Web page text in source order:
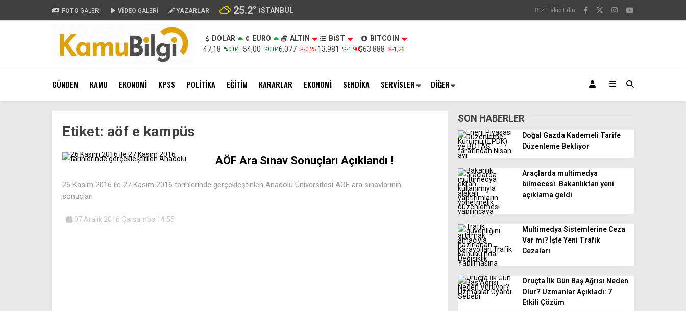
FOTO GALERİ VİDEO GALERİ YAZARLAR 25.2° İSTANBUL Bizi Takip Edin
DOLAR
47,18 %0,04
EURO
54,00 %0,04
ALTIN
6,077 %-0,25
BİST
13,981
%-1,90
BITCOIN
$63.888 %-1,26
GÜNDEM KAMU EKONOMİ KPSS POLİTİKA EĞİTİM KARARLAR EKONOMİ SENDİKA SERVİSLER DİĞER
Etiket: aöf e kampüs
AÖF Ara Sınav Sonuçları Açıklandı !
26 Kasım 2016 ile 27 Kasım 2016 tarihlerinde gerçekleştirilen Anadolu Üniversitesi AÖF ara sınavlarının
sonuçları
07 Aralık 2016 Çarşamba 14:55
SON HABERLER
Doğal Gazda Kademeli Tarife
Düzenleme Bekliyor
Araçlarda multimedya
bilmecesi. Bakanlıktan yeni
açıklama geldi
Multimedya Sistemlerine Ceza
Var mı? İşte Yeni Trafik
Cezaları
Oruçta İlk Gün Baş Ağrısı Neden
Olur? Uzmanlar Açıkladı: 7
Etkili Çözüm